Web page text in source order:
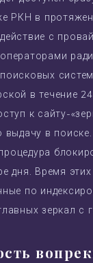
РКН в
с
в течение
к сайту-
выдачу в
дня. Время
по
зеркал с